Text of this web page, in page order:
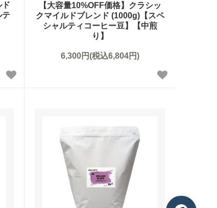
ド
テ
【大容量10%OFF価格】クラシッ
クマイルドブレンド (1000g)【スペ
シャルティコーヒー豆】【中煎
り】
6,300円(税込6,804円)